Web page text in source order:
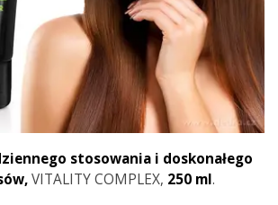
stosowania i doskonałego
VITALITY COMPLEX, 250 ml.